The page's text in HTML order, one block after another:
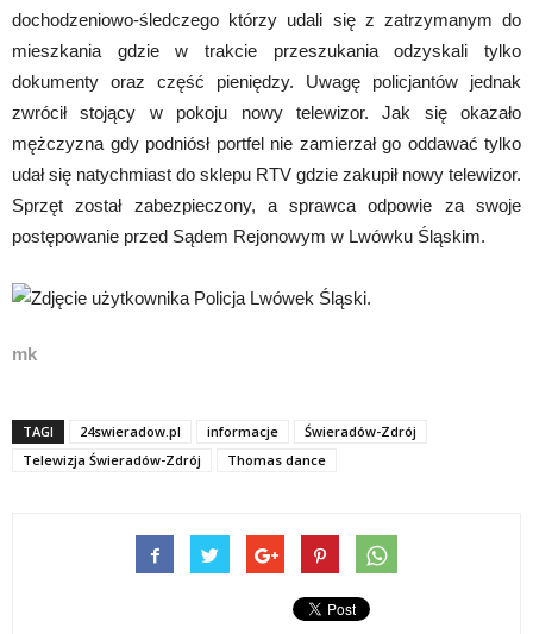
dochodzeniowo-śledczego którzy udali się z zatrzymanym do
mieszkania gdzie w trakcie przeszukania odzyskali tylko
dokumenty oraz część pieniędzy. Uwagę policjantów jednak
zwrócił stojący w pokoju nowy telewizor. Jak się okazało
mężczyzna gdy podniósł portfel nie zamierzał go oddawać tylko
udał się natychmiast do sklepu RTV gdzie zakupił nowy telewizor.
Sprzęt został zabezpieczony, a sprawca odpowie za swoje
postępowanie przed Sądem Rejonowym w Lwówku Śląskim.
mk
TAGI 24swieradow.pl informacje
Świeradów-Zdrój
Telewizja Świeradów-Zdrój
Thomas dance